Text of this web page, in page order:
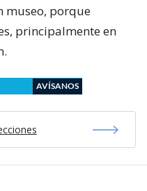
museo, porque
principalmente en
AVÍSANOS